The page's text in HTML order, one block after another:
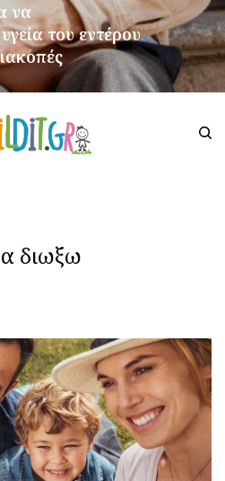
να
του εντέρου
διωξω